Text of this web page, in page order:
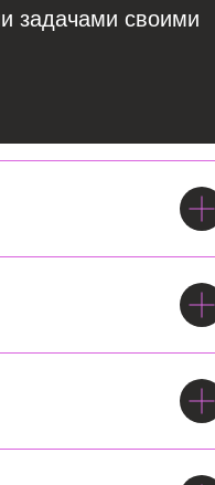
задачами своими